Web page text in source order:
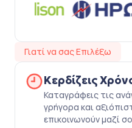
Γιατί να σας Επιλέξω
Κερδίζεις
Καταγράφεις τις
γρήγορα και
επικοινωνούν μαζί